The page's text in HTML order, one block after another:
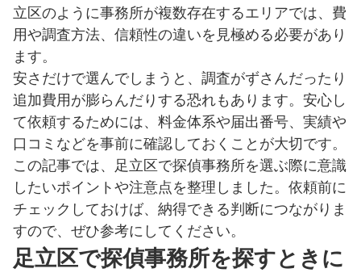
立区のように事務所が複数存在するエリアでは、費
用や調査方法、信頼性の違いを見極める必要があり
ます。
安さだけで選んでしまうと、調査がずさんだったり
追加費用が膨らんだりする恐れもあります。安心し
て依頼するためには、料金体系や届出番号、実績や
口コミなどを事前に確認しておくことが大切です。
この記事では、足立区で探偵事務所を選ぶ際に意識
したいポイントや注意点を整理しました。依頼前に
チェックしておけば、納得できる判断につながりま
すので、ぜひ参考にしてください。
足立区で探偵事務所を探すときに